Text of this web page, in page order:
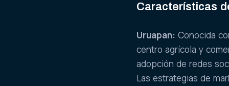
Características
Uruapan: Conocida
centro agrícola y
adopción de redes
Las estrategias de